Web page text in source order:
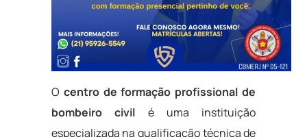
O centro de formação profissional de
bombeiro civil é uma instituição
especializada na qualificação técnica de